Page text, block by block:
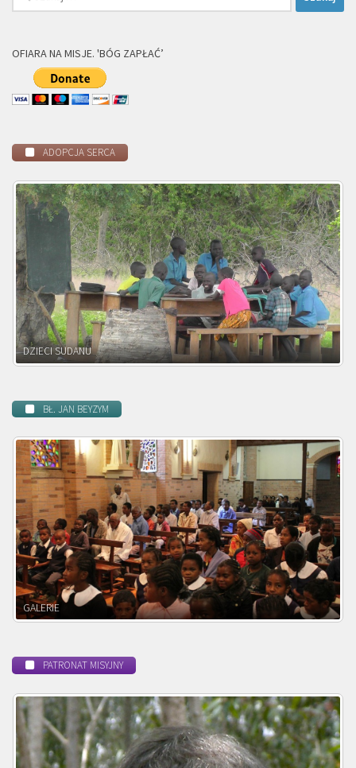
OFIARA NA MISJE. 'BÓG ZAPŁAĆ’
ADOPCJA SERCA
DZIECI ZAMBII
BŁ. JAN BEYZYM
POWOŁANIE MISYJNE
PATRONAT MISYJNY